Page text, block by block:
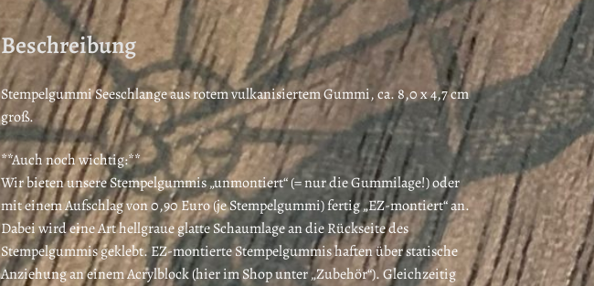
es
t
Beschreibung
Stempelgummi Seeschlange aus rotem vulkanisiertem Gummi, ca. 8,0 x 4,7 cm
groß.
**Auch noch wichtig:**
Wir bieten unsere Stempelgummis „unmontiert“ (= nur die Gummilage!) oder
mit einem Aufschlag von 0,90 Euro (je Stempelgummi) fertig „EZ-montiert“ an.
Dabei wird eine Art hellgraue glatte Schaumlage an die Rückseite des
Stempelgummis geklebt. EZ-montierte Stempelgummis haften über statische
Anziehung an einem Acrylblock (hier im Shop unter „Zubehör“). Gleichzeitig